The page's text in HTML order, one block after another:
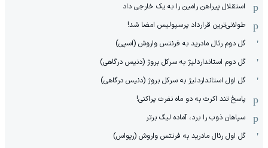
استقلال پیراهن رامین را به یک خارجی داد
طولانی‌ترین قرارداد پرسپولیس امضا شد!
گل دوم رئال مادرید به فرنتس واروش (اسپی)
گل دوم استانداردلیژ به سرکل بروژ (دنیس درگاهی)
گل اول استانداردلیژ به سرکل بروژ (دنیس درگاهی)
پاسخ تند اکرت به دو ماه نفرت پراکنی!
سپاهان ذوب را برد، آماده لیگ برتر
گل اول رئال مادرید به فرنتس واروش (ریواس)